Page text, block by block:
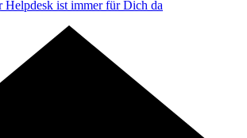
Helpdesk ist immer für Dich da